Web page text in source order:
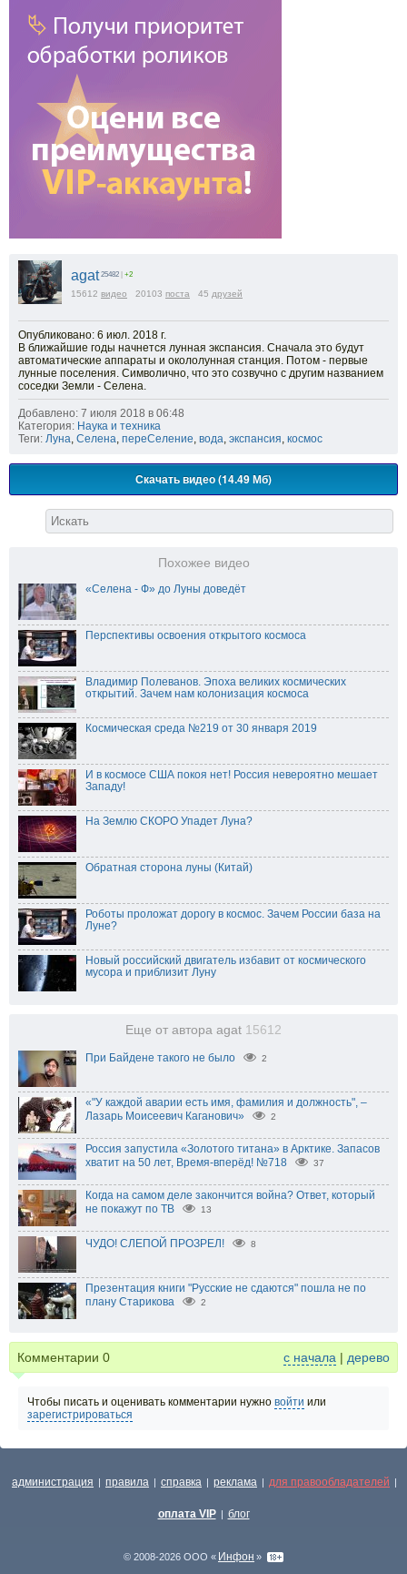
agat 25482 +2
15612 видео 20103 поста 45 друзей
Опубликовано: 6 июл. 2018 г.
В ближайшие годы начнется лунная экспансия. Сначала это будут
автоматические аппараты и окололунная станция. Потом - первые
лунные поселения. Символично, что это созвучно с другим названием
соседки Земли - Селена.
Добавлено: 7 июля 2018 в 06:48
Категория: Наука и техника
Теги: Луна, Селена, переСеление, вода, экспансия, космос
Скачать видео (14.49 Мб)
Похожее видео
«Селена - Ф» до Луны доведёт
Перспективы освоения открытого космоса
Владимир Полеванов. Эпоха великих космических
открытий. Зачем нам колонизация космоса
Космическая среда №219 от 30 января 2019
И в космосе США покоя нет! Россия невероятно мешает
Западу!
На Землю СКОРО Упадет Луна?
Обратная сторона луны (Китай)
Роботы проложат дорогу в космос. Зачем России база на
Луне?
Новый российский двигатель избавит от космического
мусора и приблизит Луну
Еще от автора agat 15612
При Байдене такого не было 2
«"У каждой аварии есть имя, фамилия и должность", –
Лазарь Моисеевич Каганович»
2
Россия запустила «Золотого титана» в Арктике. Запасов
хватит на 50 лет, Время-вперёд! №718
37
Когда на самом деле закончится война? Ответ, который
не покажут по ТВ
13
ЧУДО! СЛЕПОЙ ПРОЗРЕЛ! 8
Презентация книги "Русские не сдаются" пошла не по
плану Старикова
2
Комментарии 0 с начала | дерево
Чтобы писать и оценивать комментарии нужно войти или
зарегистрироваться
администрация | правила | справка | реклама | для правообладателей |
оплата VIP | блог
© 2008-2026 ООО « Инфон »